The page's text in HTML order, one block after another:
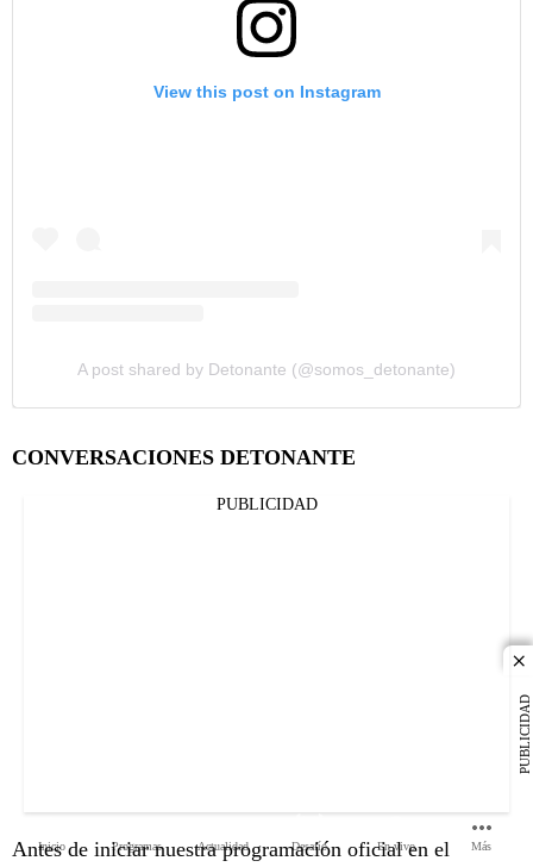
Inicio Programas Actualidad Desafío En vivo Más
PUBLICIDAD
View this post on Instagram
A post shared by Detonante (@somos_detonante)
CONVERSACIONES DETONANTE
PUBLICIDAD
Antes de iniciar nuestra programación oficial en el